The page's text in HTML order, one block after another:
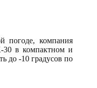
погоде, компания
в компактном и
до -10 градусов по